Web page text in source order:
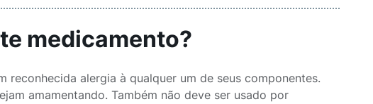
medicamento?
alergia à qualquer um de seus componentes.
amamentando. Também não deve ser usado por